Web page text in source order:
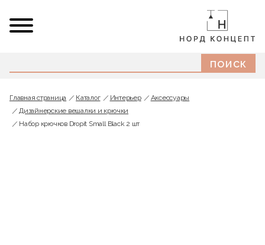
Главная страница Каталог Интерьер
Аксессуары
Дизайнерские вешалки и крючки
Набор крючков Dropit Small Black 2 шт